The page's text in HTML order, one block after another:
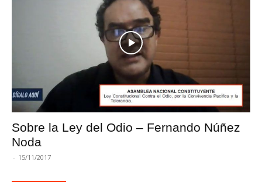
Sobre la Ley del Odio – Fernando Núñez
Noda
- 15/11/2017